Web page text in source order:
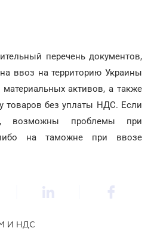
перечень документов,
ввоз на территорию Украины
активов, а также
товаров без уплаты НДС. Если
возможны проблемы при
на таможне при ввозе
И НДС